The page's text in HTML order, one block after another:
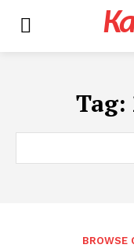
Tag:
BROWSE